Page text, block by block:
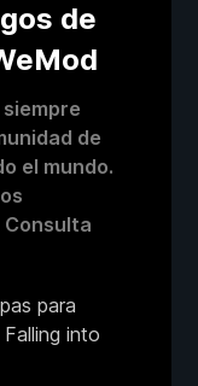
de
de
el mundo.
Consulta
para
into